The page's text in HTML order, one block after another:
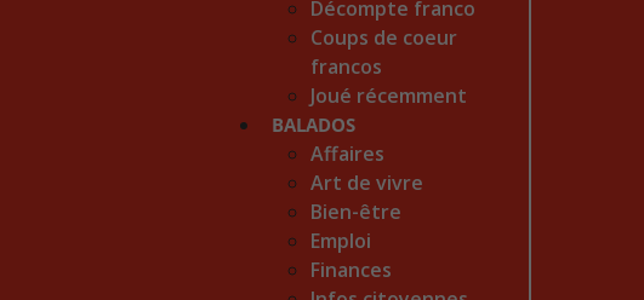
Décompte franco
Coups de coeur
francos
Joué récemment
BALADOS
Affaires
Art de vivre
Bien-être
Emploi
Finances